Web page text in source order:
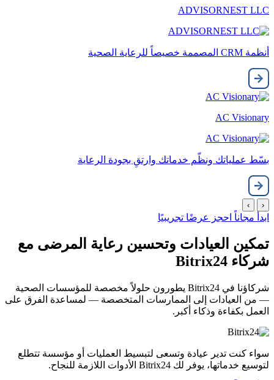
ADVISORNEST LLC
أنظمة CRM المصممة خصيصاً للرعاية الصحية
AC Visionary
بسّط عملياتك ونظّم خدماتك وارتقِ بجودة الرعاية
‹
›
ابدأ مجاناً احجز عرضًا تجريبيًا
تمكين العيادات وتحسين رعاية المرضى مع
شركاء Bitrix24
شركاؤنا في Bitrix24 يطورون حلولاً مخصصة للمؤسسات الصحية
— من العيادات إلى الممارسات المتخصصة — لمساعدة الفرق على
العمل بكفاءة وذكاء أكبر.
سواء كنت تدير عيادة وتسعى لتبسيط العمليات أو مؤسسة تتطلع
لتوسيع خدماتها، يوفر لك Bitrix24 الأدوات اللازمة للنجاح.